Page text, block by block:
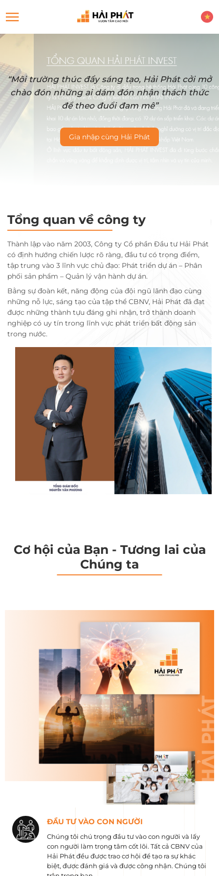
“Môi trường thúc đẩy sáng tạo, Hải Phát cởi mở
chào đón những ai dám đón nhận thách thức
để theo đuổi đam mê”
Gia nhập cùng Hải Phát
Tổng quan về công ty
Thành lập vào năm 2003, Công ty Cổ phần Đầu tư Hải Phát
có định hướng chiến lược rõ ràng, đầu tư có trọng điểm,
tập trung vào 3 lĩnh vực chủ đạo: Phát triển dự án – Phân
phối sản phẩm – Quản lý vận hành dự án.
Bằng sự đoàn kết, năng động của đội ngũ lãnh đạo cùng
những nỗ lực, sáng tạo của tập thể CBNV, Hải Phát đã đạt
được những thành tựu đáng ghi nhận, trở thành doanh
nghiệp có uy tín trong lĩnh vực phát triển bất động sản
trong nước.
Cơ hội của Bạn - Tương lai của
Chúng ta
ĐẦU TƯ VÀO CON NGƯỜI
Chúng tôi chú trọng đầu tư vào con người và lấy
con người làm trọng tâm cốt lõi. Tất cả CBNV của
Hải Phát đều được trao cơ hội để tạo ra sự khác
biệt, được đánh giá và được công nhận. Chúng tôi